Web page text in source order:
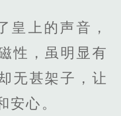
皇上的声音，
性，虽明显有
无甚架子，让
安心。